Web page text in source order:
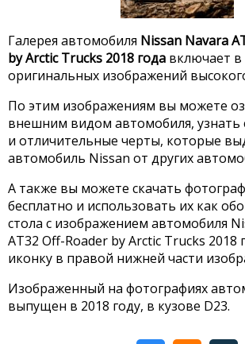
Галерея автомобиля Nissan Navara
by Arctic Trucks 2018 года включает в
оригинальных изображений
По этим изображениям вы можете
внешним видом автомобиля, узнать
и отличительные черты, которые
автомобиль Nissan от других
А также вы можете скачать
бесплатно и использовать их как
стола с изображением автомобиля
AT32 Off-Roader by Arctic Trucks 2018
иконку в правой нижней части
Изображенный на фотографиях
выпущен в 2018 году, в кузове D23.